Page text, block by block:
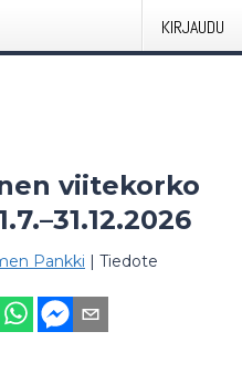
KIRJAUDU
viitekorko
Pankki | Tiedote